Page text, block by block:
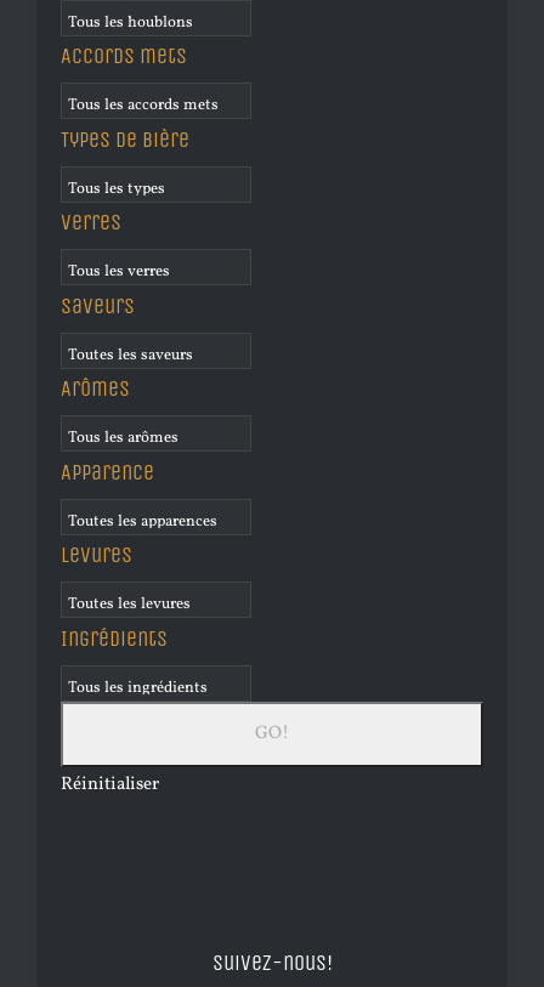
Accords mets
Types de bière
Verres
Saveurs
Arômes
Apparence
Levures
Ingrédients
Réinitialiser
Suivez-nous!